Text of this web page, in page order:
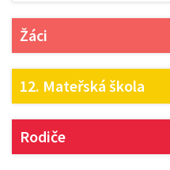
Žáci
12. Mateřská škola
Rodiče